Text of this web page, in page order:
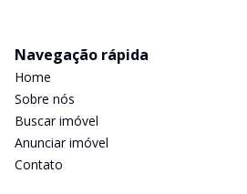
Navegação rápida
Home
Sobre nós
Buscar imóvel
Anunciar imóvel
Contato